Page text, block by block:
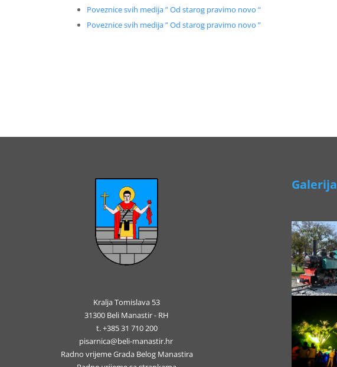
Poveznice svih medija ” Od starog pravimo novo “
Poveznice svih medija ” Od starog pravimo novo ”
Kralja Tomislava 53
31300 Beli Manastir - RH
t. +385 31 710 200
pisarnica@beli-manastir.hr
Radno vrijeme Grada Belog Manastira
Galerija